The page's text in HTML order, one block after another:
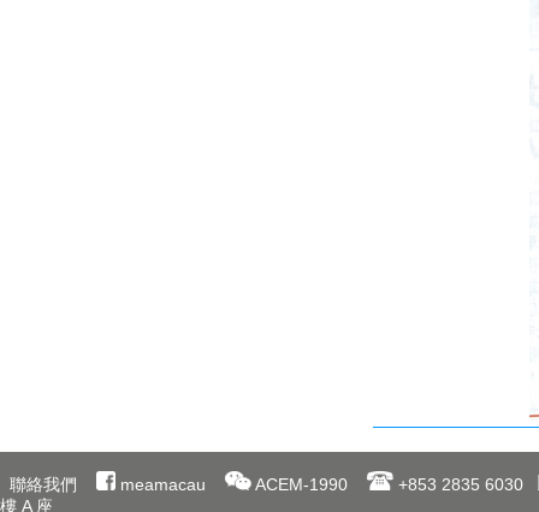
聯絡我們 meamacau ACEM-1990
+853 2835 6030
樓 A 座